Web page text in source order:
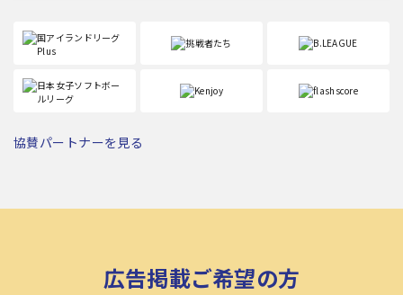
協賛パートナーを見る
広告掲載ご希望の方